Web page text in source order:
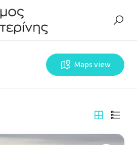
Maps view